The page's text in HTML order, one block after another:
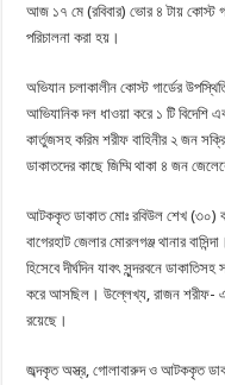
আজ ১৭ মে (রবিবার) ভোর ৪ টায় কোস্ট
পরিচালনা করা হয়।
অভিযান চলাকালীন কোস্ট গার্ডের
আভিযানিক দল ধাওয়া করে ১ টি বিদেশি
কার্তুজসহ করিম শরীফ বাহিনীর ২
ডাকাতদের কাছে জিম্মি থাকা ৪ জন
আটককৃত ডাকাত মোঃ রবিউল শেখ (৩০)
বাগেরহাট জেলার মোরলগঞ্জ থানার
হিসেবে দীর্ঘদিন যাবৎ সুন্দরবনে
করে আসছিল। উল্লেখ্য, রাজন শরীফ- এর
রয়েছে।
জব্দকৃত অস্ত্র, গোলাবারুদ ও আটককৃত